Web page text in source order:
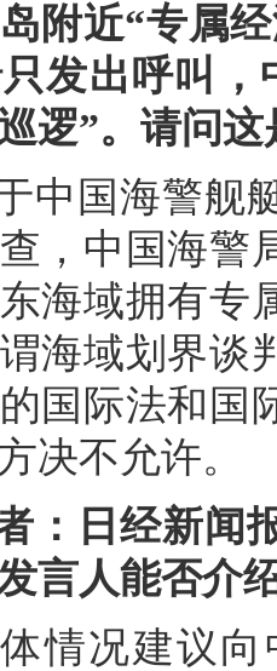
附近“专属
发出呼叫
逻”。请问这
中国海警舰
，中国海警
海域拥有专
海域划界谈
国际法和国
决不允许。
：日经新闻
言人能否介
情况建议